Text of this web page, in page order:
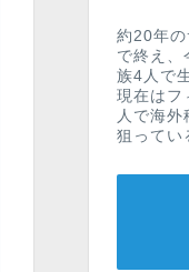
約20年
で終え、
族4人で
現在はフ
人で海外
狙ってい